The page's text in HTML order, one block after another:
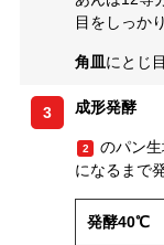
目をしっか
角皿にとじ
3 成形発酵
2 のパン
になるまで
発酵40℃